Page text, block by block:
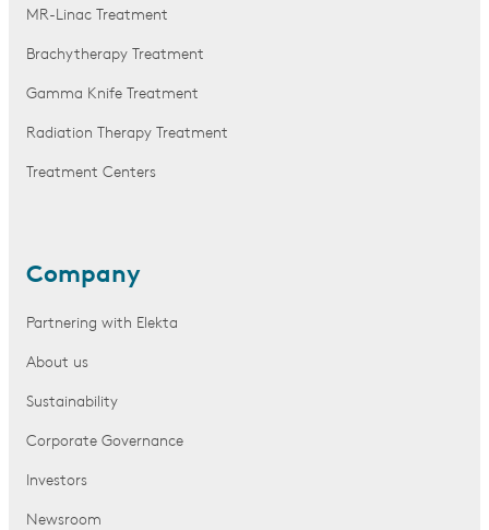
MR-Linac Treatment
Brachytherapy Treatment
Gamma Knife Treatment
Radiation Therapy Treatment
Treatment Centers
Company
Partnering with Elekta
About us
Sustainability
Corporate Governance
Investors
Newsroom